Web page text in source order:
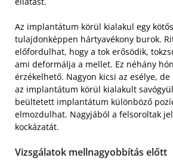
Az implantátum körül kialakul egy
tulajdonképpen hártyavékony burok.
előfordulhat, hogy a tok erősödik,
ami deformálja a mellet. Ez néhány
érzékelhető. Nagyon kicsi az esélye,
az implantátum körül kialakult
beültetett implantátum különböző
elmozdulhat. Nagyjából a felsoroltak
kockázatát.
Vizsgálatok mellnagyobbítás előtt